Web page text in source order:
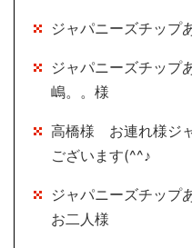
ジャパニーズチップ
ジャパニーズチップ
嶋。。様
高橋様 お連れ様ジ
ございます(^^♪
ジャパニーズチップ
お二人様